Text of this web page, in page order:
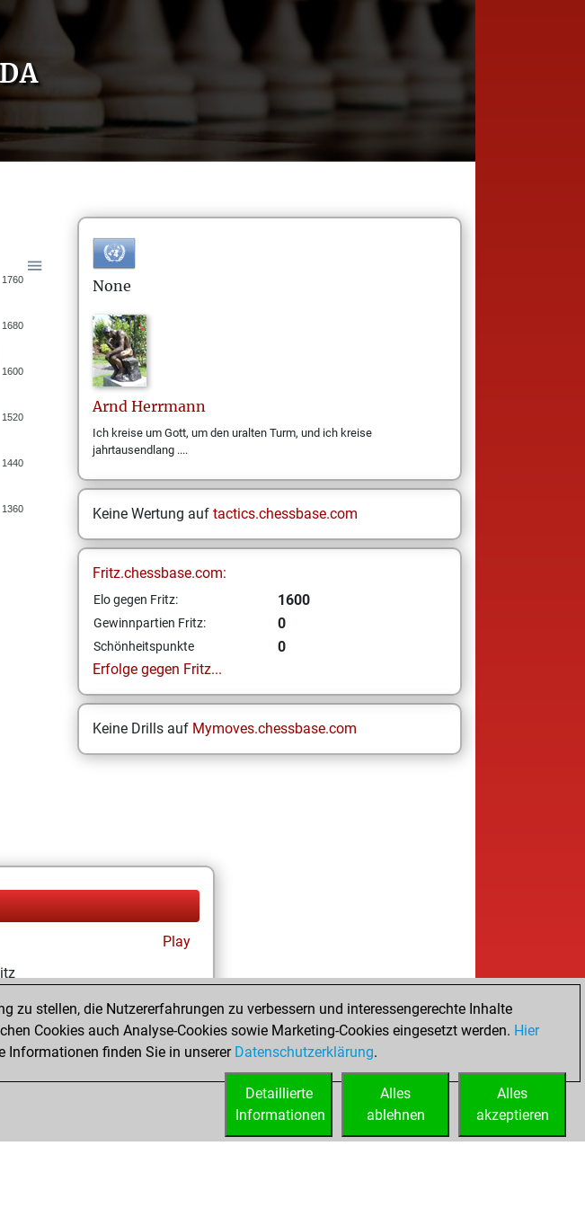
1760
1680
1600
1520
1440
1360
None
Arnd Herrmann
Ich kreise um Gott, um den uralten Turm, und ich kreise
jahrtausendlang ....
Keine Wertung auf tactics.chessbase.com
Fritz.chessbase.com:
Elo gegen Fritz: 1600
Gewinnpartien Fritz: 0
Schönheitspunkte
0
Erfolge gegen Fritz...
Keine Drills auf Mymoves.chessbase.com
Play
Fritz
zu stellen, die Nutzererfahrungen zu verbessern und interessengerechte Inhalte
Cookies auch Analyse-Cookies sowie Marketing-Cookies eingesetzt werden. Hier
Informationen finden Sie in unserer Datenschutzerklärung.
Alles
akzeptieren
Alles
ablehnen
Detaillierte
Informationen